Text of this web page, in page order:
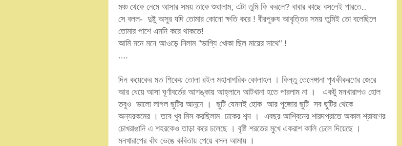
মঞ্চ থেকে নেমে আসার সময় তাকে শুধালাম, এটা তুমি কি করলে? বাবার কাছে বসলেই পারতে..
সে বলল- দুষ্টু অসুর যদি তোমার কোনো ক্ষতি করে ! বীরপুরুষ আবৃত্তির সময় তুমিই তো বলেছিলে
তোমার পাশে এমনি করে থাকতে!
আমি মনে মনে আওড়ে নিলাম "ভাগ্যি খোকা ছিল মায়ের সাথে" !
....
দিন কয়েকের মত শিকেয় তোলা র‌ইল মহানাগরিক কোলাহল । কিন্তু তেলেঙ্গানা পৃথকীকরণের জেরে
আর ধেয়ে আসা ঘূর্ণাবর্তের আশঙ্কায় আহ্লাদে আটখানা হতে পারলাম না । একটু মনখারাপও হোল
তবুও ভালো লাগল ছুটির আনন্দে । ছুটি যেমনই হোক আর পুজোর ছুটি সব ছুটির থেকে
অন্যরকমের । তবে খুব মিস করছিলাম ঢাকের শব্দ । এবছর আশ্বিনের শারদপ্রাতে অকাল শ্রাবণের
চোখরাঙানি এ শহরকেও তাড়া করে চলেছে । বৃষ্টি শরতের মুখে একরাশ কালি ঢেলে দিয়েছে ।
মনখারাপের বাঁধ ভেঙে কবিতায় পেয়ে বসল আমায় ।